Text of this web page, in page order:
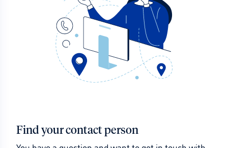
Find your contact person